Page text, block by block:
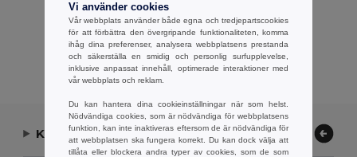
No results.
No results.
Visar Alla Produkter.
Kontakta oss
Vi använder cookies
Vår webbplats använder både egna och tredjepartscookies
för att förbättra den övergripande funktionaliteten, komma
ihåg dina preferenser, analysera webbplatsens prestanda
och säkerställa en smidig och personlig surfupplevelse,
inklusive anpassat innehåll, optimerade interaktioner med
vår webbplats och reklam.
Du kan hantera dina cookieinställningar när som helst.
Nödvändiga cookies, som är nödvändiga för webbplatsens
funktion, kan inte inaktiveras eftersom de är nödvändiga för
att webbplatsen ska fungera korrekt. Du kan dock välja att
tillåta eller blockera andra typer av cookies, som de som